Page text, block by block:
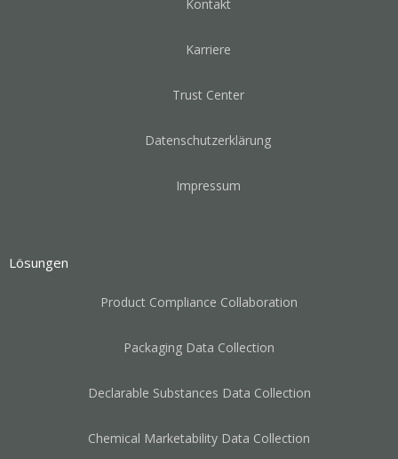
Kontakt
Karriere
Trust Center
Datenschutzerklärung
Impressum
Lösungen
Product Compliance Collaboration
Packaging Data Collection
Declarable Substances Data Collection
Chemical Marketability Data Collection